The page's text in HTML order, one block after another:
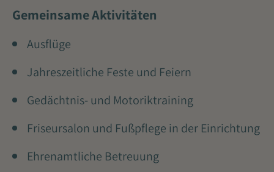
Gemeinsame Aktivitäten
Ausflüge
Jahreszeitliche Feste und Feiern
Gedächtnis- und Motoriktraining
Friseursalon und Fußpflege in der Einrichtung
Ehrenamtliche Betreuung